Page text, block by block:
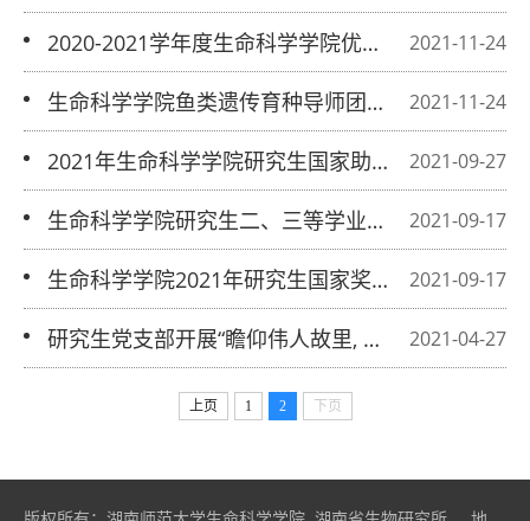
读工作方案 2021-11-24
2020-2021学年度生命科学学院优秀研
究生、优秀研究生干部评审结果公示 2021-11-24
生命科学学院鱼类遗传育种导师团队获
湖南省第二届 “优秀研究生导师团队”称
号
2021-09-27
2021年生命科学学院研究生国家助学
金、国家奖学金、学业奖学金拟推荐名
单公示
2021-09-17
生命科学学院研究生二、三等学业奖学
金分类评审细则 2021-09-17
生命科学学院2021年研究生国家奖学
金评审工作细则 2021-04-27
研究生党支部开展“瞻仰伟人故里, 传承
红色记忆”主题日活动
上页 1 2 下页